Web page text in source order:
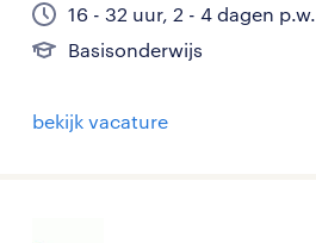
16 - 32 uur, 2 - 4 dagen p.w.
Basisonderwijs
bekijk vacature